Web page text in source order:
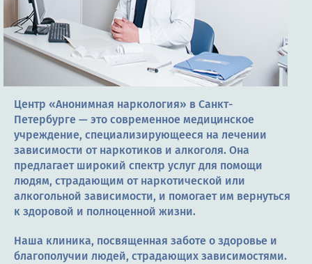
Терапия
Контакты
Круглосуточно, анонимно
+7 (905) 483-87-88
Адрес call-центра
Санкт-Петербург, Воронежская улица, 14
Центр «Анонимная наркология» в Санкт-
Петербурге — это современное медицинское
учреждение, специализирующееся на лечении
зависимости от наркотиков и алкоголя. Она
предлагает широкий спектр услуг для помощи
людям, страдающим от наркотической или
алкогольной зависимости, и помогает им вернуться
к здоровой и полноценной жизни.
Наша клиника, посвященная заботе о здоровье и
благополучии людей, страдающих зависимостями.